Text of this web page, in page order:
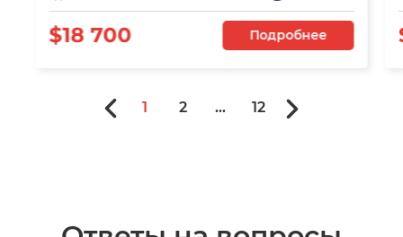
$18 700 Подробнее
1 2 ... 12